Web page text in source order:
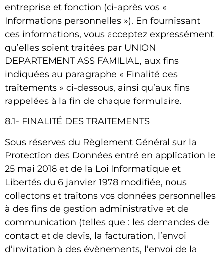
entreprise et fonction (ci-après vos «
Informations personnelles »). En fournissant
ces informations, vous acceptez expressément
qu’elles soient traitées par UNION
DEPARTEMENT ASS FAMILIAL, aux fins
indiquées au paragraphe « Finalité des
traitements » ci-dessous, ainsi qu’aux fins
rappelées à la fin de chaque formulaire.
8.1- FINALITÉ DES TRAITEMENTS
Sous réserves du Règlement Général sur la
Protection des Données entré en application le
25 mai 2018 et de la Loi Informatique et
Libertés du 6 janvier 1978 modifiée, nous
collectons et traitons vos données personnelles
à des fins de gestion administrative et de
communication (telles que : les demandes de
contact et de devis, la facturation, l’envoi
d’invitation à des évènements, l’envoi de la